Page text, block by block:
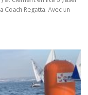
Regatta. Avec un